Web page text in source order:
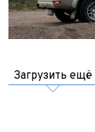
Загрузить ещё